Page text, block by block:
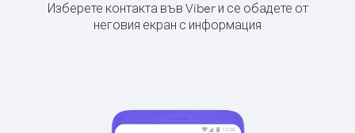
Изберете контакта във Viber и се обадете от
неговия екран с информация